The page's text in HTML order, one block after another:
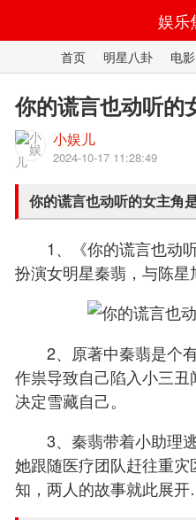
娱乐
首页 明星八卦 电影
你的谎言也动听的
小娱儿
2024-10-17 11:28:49
你的谎言也动听的女主角
1、《你的谎言也动听
扮演女明星秦翡，与陈星
2、原著中秦翡是个有
作祟导致自己陷入小三
决定雪藏自己。
3、秦翡带着小助理逃
她跟随医疗团队赶往重
知，两人的故事就此展